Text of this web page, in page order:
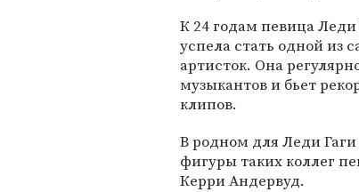
К 24 годам певица
успела стать одной из
артисток. Она
музыкантов и бьет
клипов.
В родном для Леди
фигуры таких коллег
Керри Андервуд.